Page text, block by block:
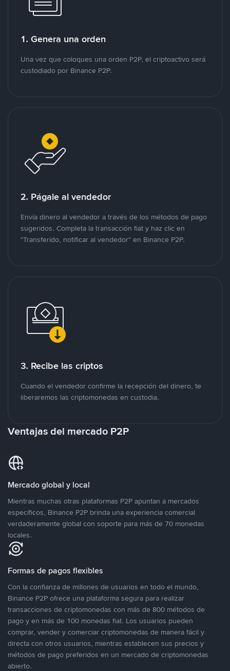
1. Genera una orden
Una vez que coloques una orden P2P, el criptoactivo será
custodiado por Binance P2P.
2. Págale al vendedor
Envía dinero al vendedor a través de los métodos de pago
sugeridos. Completa la transacción fiat y haz clic en
"Transferido, notificar al vendedor" en Binance P2P.
3. Recibe las criptos
Cuando el vendedor confirme la recepción del dinero, te
liberaremos las criptomonedas en custodia.
Ventajas del mercado P2P
Mercado global y local
Mientras muchas otras plataformas P2P apuntan a mercados
específicos, Binance P2P brinda una experiencia comercial
verdaderamente global con soporte para más de 70 monedas
locales.
Formas de pagos flexibles
Con la confianza de millones de usuarios en todo el mundo,
Binance P2P ofrece una plataforma segura para realizar
transacciones de criptomonedas con más de 800 métodos de
pago y en más de 100 monedas fiat. Los usuarios pueden
comprar, vender y comerciar criptomonedas de manera fácil y
directa con otros usuarios, mientras establecen sus precios y
métodos de pago preferidos en un mercado de criptomonedas
abierto.